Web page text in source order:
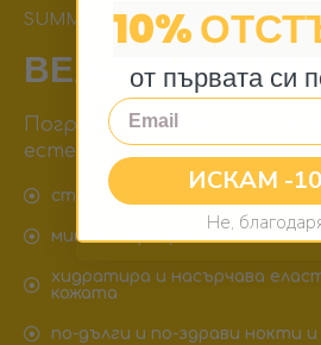
SUMMER TROPICANA
BEAUTY
Погрижи се за лятната ти
естествено и вкусно!
стяга и повдига кожата
минимизира фините линии и
хидратира и насърчава
кожата
по-дълги и по-здрави нокти и
10%
от първата си
Email
ИСКАМ -
Не,